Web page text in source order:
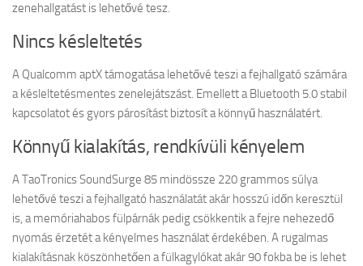
zenehallgatást is lehetővé tesz.
Nincs késleltetés
A Qualcomm aptX támogatása lehetővé teszi a fejhallgató számára
a késleltetésmentes zenelejátszást. Emellett a Bluetooth 5.0 stabil
kapcsolatot és gyors párosítást biztosít a könnyű használatért.
Könnyű kialakítás, rendkívüli kényelem
A TaoTronics SoundSurge 85 mindössze 220 grammos súlya
lehetővé teszi a fejhallgató használatát akár hosszú időn keresztül
is, a memóriahabos fülpárnák pedig csökkentik a fejre nehezedő
nyomás érzetét a kényelmes használat érdekében. A rugalmas
kialakításnak köszönhetően a fülkagylókat akár 90 fokba be is lehet